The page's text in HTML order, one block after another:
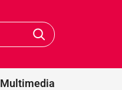
Multimedia